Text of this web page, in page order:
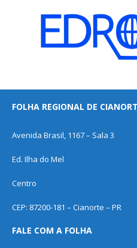
FOLHA REGIONAL DE
Avenida Brasil, 1167 – Sala 3
Ed. Ilha do Mel
Centro
CEP: 87200-181 – Cianorte – PR
FALE COM A FOLHA